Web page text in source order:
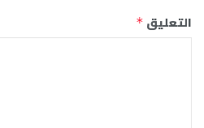
التعليق *